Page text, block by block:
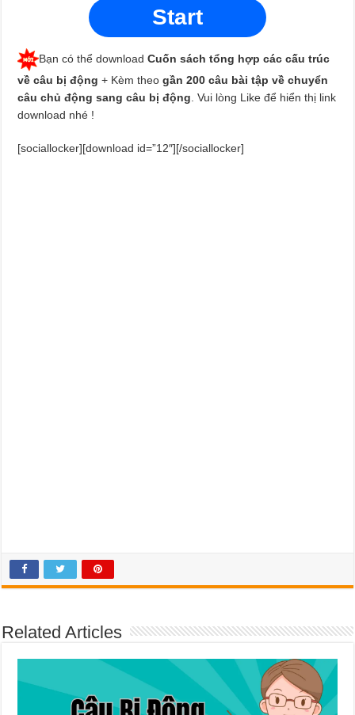
Start
Bạn có thể downloadCuốn sách tổng hợp các cấu trúc
về câu bị động + Kèm theo gần 200 câu bài tập về chuyển
câu chủ động sang câu bị động . Vui lòng Like để hiển thị link
download nhé !
[sociallocker][download id=”12″][/sociallocker]
Related Articles